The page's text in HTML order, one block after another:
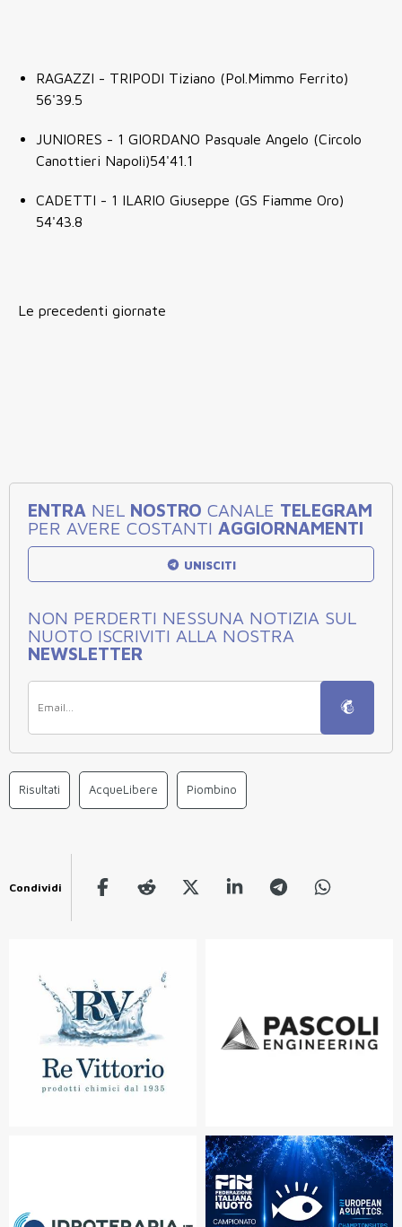
RAGAZZI - TRIPODI Tiziano (Pol.Mimmo Ferrito)
56'39.5
JUNIORES - 1 GIORDANO Pasquale Angelo (Circolo
Canottieri Napoli)54'41.1
CADETTI - 1 ILARIO Giuseppe (GS Fiamme Oro)
54'43.8
Le precedenti giornate
ENTRA NEL NOSTRO CANALE TELEGRAM
PER AVERE COSTANTI AGGIORNAMENTI
UNISCITI
NON PERDERTI NESSUNA NOTIZIA SUL
NUOTO ISCRIVITI ALLA NOSTRA
NEWSLETTER
Risultati AcqueLibere Piombino
Condividi